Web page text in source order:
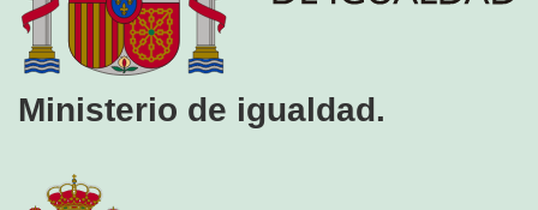
Ministerio de igualdad.